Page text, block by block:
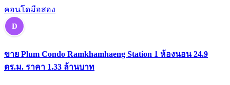
คอนโดมือสอง
D
ขาย Plum Condo Ramkhamhaeng Station 1 ห้องนอน 24.9
ตร.ม. ราคา 1.33 ล้านบาท